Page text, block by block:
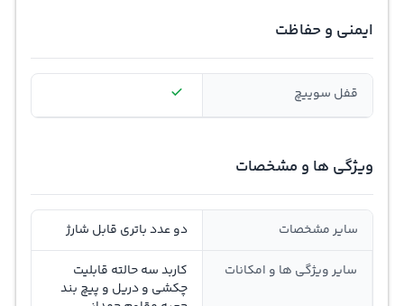
ایمنی و حفاظت
قفل سوييچ
ویژگی ها و مشخصات
سایر مشخصات دو عدد باتری قابل شارژ
سایر ویژگی ها و امکانات
کاربد سه حالته قابلیت
چکشی و دریل و پیچ بند